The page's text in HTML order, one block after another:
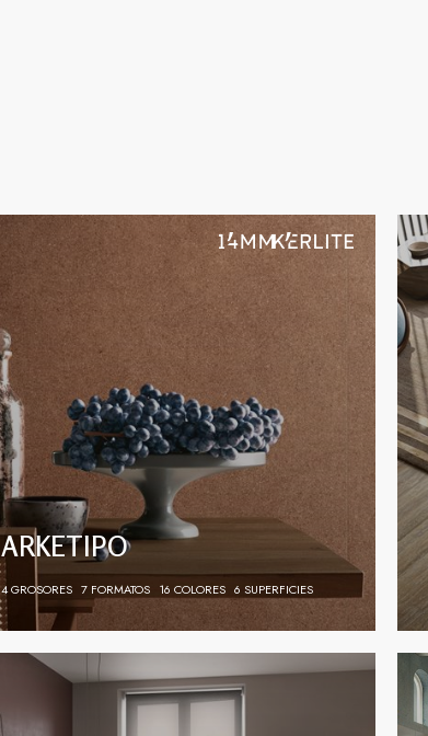
ARKETIPO
4 GROSORES 7 FORMATOS 16 COLORES 6 SUPERFICIES